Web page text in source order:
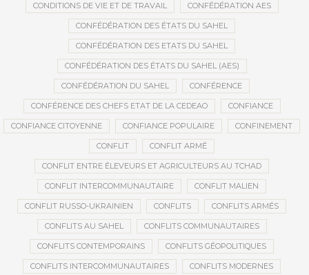
CONDITIONS DE VIE ET DE TRAVAIL CONFÉDÉRATION AES
CONFÉDÉRATION DES ÉTATS DU SAHEL
CONFÉDÉRATION DES ETATS DU SAHEL
CONFÉDÉRATION DES ÉTATS DU SAHEL (AES)
CONFÉDÉRATION DU SAHEL CONFÉRENCE
CONFÉRENCE DES CHEFS ETAT DE LA CEDEAO CONFIANCE
CONFIANCE CITOYENNE CONFIANCE POPULAIRE CONFINEMENT
CONFLIT CONFLIT ARMÉ
CONFLIT ENTRE ÉLEVEURS ET AGRICULTEURS AU TCHAD
CONFLIT INTERCOMMUNAUTAIRE CONFLIT MALIEN
CONFLIT RUSSO-UKRAINIEN CONFLITS CONFLITS ARMÉS
CONFLITS AU SAHEL CONFLITS COMMUNAUTAIRES
CONFLITS CONTEMPORAINS CONFLITS GÉOPOLITIQUES
CONFLITS INTERCOMMUNAUTAIRES CONFLITS MODERNES